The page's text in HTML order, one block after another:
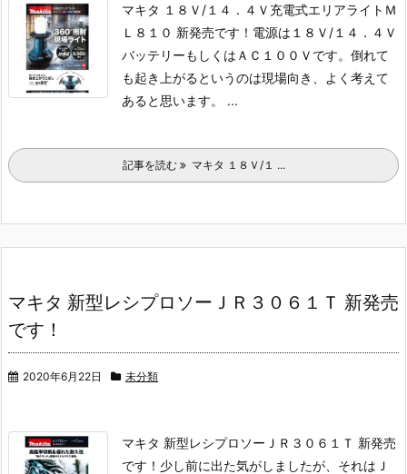
マキタ １８Ｖ/１４．４Ｖ充電式エリアライトＭ
Ｌ８１０ 新発売です！ 電源は１８Ｖ/１４．４Ｖ
バッテリーもしくはＡＣ１００Ｖです。 倒れて
も起き上がるというのは現場向き、よく考えて
あると思います。
...
記事を読む マキタ １８Ｖ/１ ...
マキタ 新型レシプロソーＪＲ３０６１Ｔ 新発売
です！
2020年6月22日 未分類
マキタ 新型レシプロソーＪＲ３０６１Ｔ 新発売
です！ 少し前に出た気がしましたが、それはＪ